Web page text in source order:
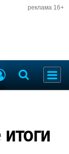
реклама 16+